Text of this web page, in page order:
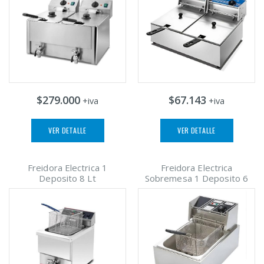
$279.000 +iva
VER DETALLE
$67.143 +iva
VER DETALLE
Freidora Electrica 1
Deposito 8 Lt
Freidora Electrica
Sobremesa 1 Deposito 6